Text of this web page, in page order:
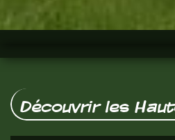
Découvrir les